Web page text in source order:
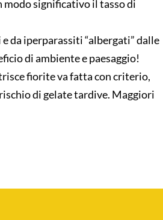
significativo il tasso di
da iperparassiti “albergati” dalle
di ambiente e paesaggio!
fiorite va fatta con criterio,
di gelate tardive. Maggiori